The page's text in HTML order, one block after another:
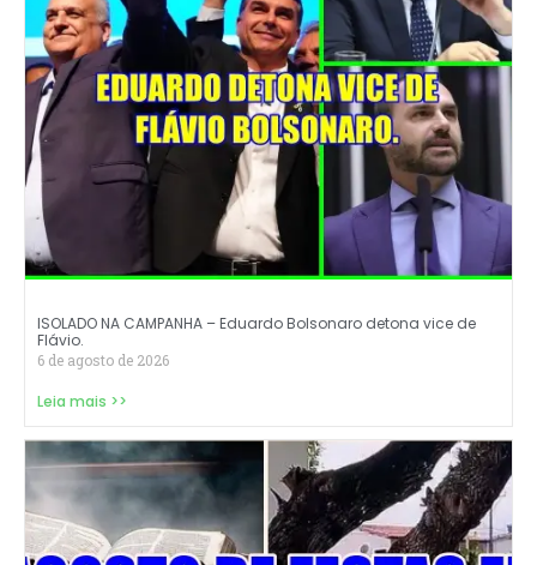
ISOLADO NA CAMPANHA – Eduardo Bolsonaro detona vice de
Flávio.
6 de agosto de 2026
Leia mais >>